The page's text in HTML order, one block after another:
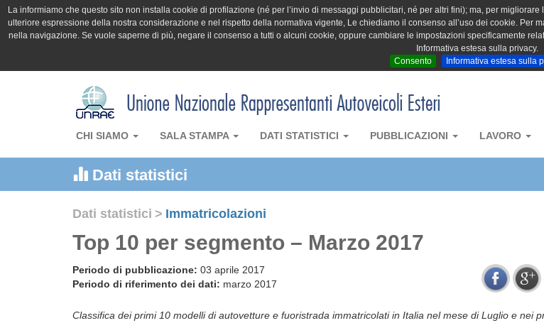
La informiamo che questo sito non installa cookie di profilazione (né per l’invio di messaggi pubblicitari, né per altri fini); ma, per
ulteriore espressione della nostra considerazione e nel rispetto della normativa vigente, Le chiediamo il consenso all’uso dei cookie. Per
nella navigazione. Se vuole saperne di più, negare il consenso a tutti o alcuni cookie, oppure cambiare le impostazioni specificamente
Informativa estesa sulla privacy.
Consento
Informativa estesa sulla
CHI SIAMO SALA STAMPA DATI STATISTICI PUBBLICAZIONI LAVORO
Dati statistici
Dati statistici > Immatricolazioni
Top 10 per segmento – Marzo 2017
Periodo di pubblicazione: 03 aprile 2017
Periodo di riferimento dei dati: marzo 2017
Classifica dei primi 10 modelli di autovetture e fuoristrada immatricolati in Italia nel mese di Luglio e nei